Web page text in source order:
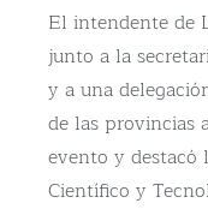
El intendente de
junto a la
y a una
de las provincias
evento y destacó
Científico y